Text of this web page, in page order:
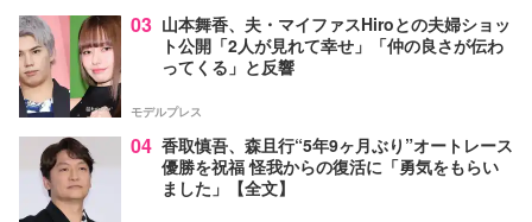
03 山本舞香、夫・マイファスHiroとの夫婦ショッ
ト公開「2人が見れて幸せ」「仲の良さが伝わ
ってくる」と反響
モデルプレス
04 香取慎吾、森且行“5年9ヶ月ぶり”オートレース
優勝を祝福 怪我からの復活に「勇気をもらい
ました」【全文】